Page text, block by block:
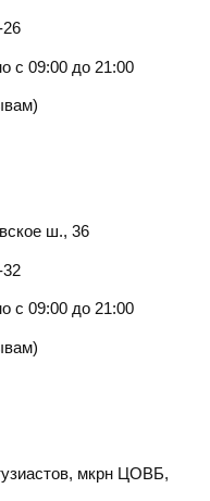
с 09:00 до 21:00
ш., 36
с 09:00 до 21:00
мкрн ЦОВБ,